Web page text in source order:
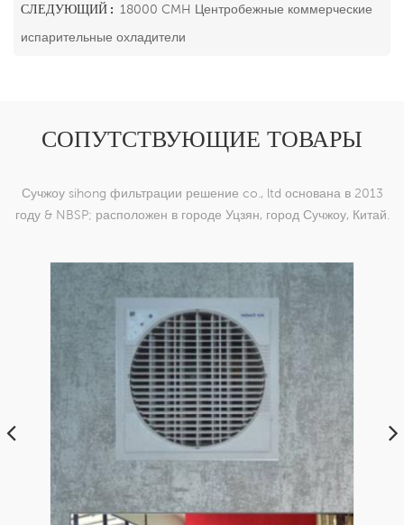
СЛЕДУЮЩИЙ : 18000 CMH Центробежные коммерческие
испарительные охладители
СОПУТСТВУЮЩИЕ ТОВАРЫ
Сучжоу sihong фильтрации решение co., ltd основана в 2013
году & NBSP; расположен в городе Уцзян, город Сучжоу, Китай.